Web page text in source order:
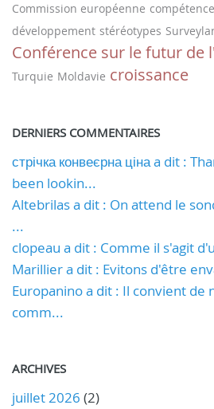
Commission européenne
développement stéréotypes
Conférence sur le futur de
Turquie Moldavie croissance
DERNIERS COMMENTAIRES
стрічка конвеєрна ціна a dit :
been lookin...
Altebrilas a dit : On attend le
...
clopeau a dit : Comme il s'agit
Marillier a dit : Evitons d'être
Europanino a dit : Il convient de
comm...
ARCHIVES
juillet 2026 (2)